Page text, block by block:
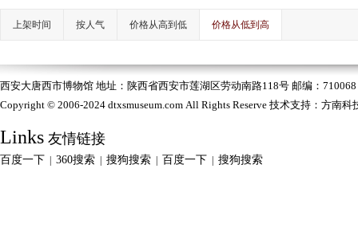
上架时间 按人气 价格从高到低 价格从低到高
西安大唐西市博物馆 地址：陕西省西安市莲湖区劳动南路118号 邮编：
Copyright © 2006-2024 dtxsmuseum.com All Rights Reserve 技术支持： 方南科
Links 友情链接
百度一下 360搜索 搜狗搜索 百度一下 搜狗搜索